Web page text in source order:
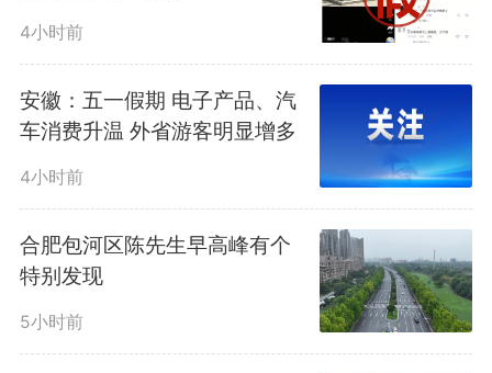
预警提示、安全科普信息890余
篇。统筹组织公安、交通、文旅、
应急、消防等部门成立8个省级工
作组，采取“四不两直”方式下沉力
量，抽查交通站所、旅游景区、商
超市场等重点单位63家，整治突出
问题隐患179项。省市县三级联
4小时前
安徽：五一假期 电子产品、汽
车消费升温 外省游客明显增多
4小时前
合肥包河区陈先生早高峰有个
特别发现
5小时前